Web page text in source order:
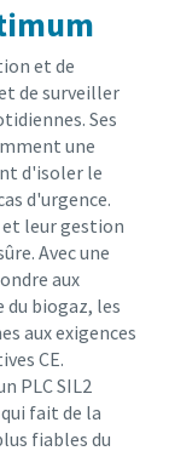
et de
de surveiller
Ses
une
d'isoler le
d'urgence.
et leur gestion
Avec une
aux
du biogaz, les
aux exigences
CE.
PLC SIL2
fait de la
fiables du